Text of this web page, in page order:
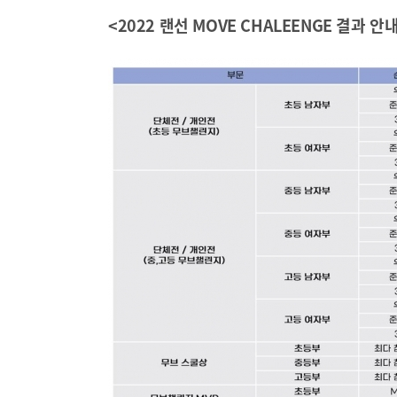
<2022 랜선 MOVE CHALEENGE 결과 안